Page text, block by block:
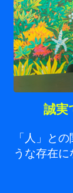
誠実
「人」と
うな存在に